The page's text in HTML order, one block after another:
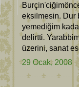
eksilmesin. Dur
yemediğim
delirtti.
üzerini, sanat
29 Ocak, 2008